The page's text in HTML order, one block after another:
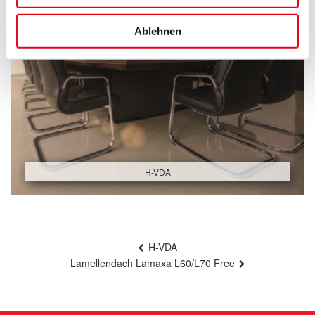
Ablehnen
H-VDA
H-VDA
Lamellendach Lamaxa L60/L70 Free